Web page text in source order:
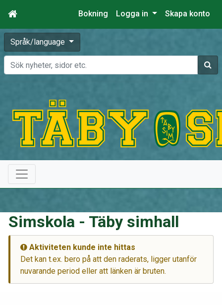
Bokning Logga in Skapa konto
Språk/language
Sök
Simskola - Täby simhall
Aktiviteten kunde inte hittas
Det kan t.ex. bero på att den raderats, ligger utanför
nuvarande period eller att länken är bruten.